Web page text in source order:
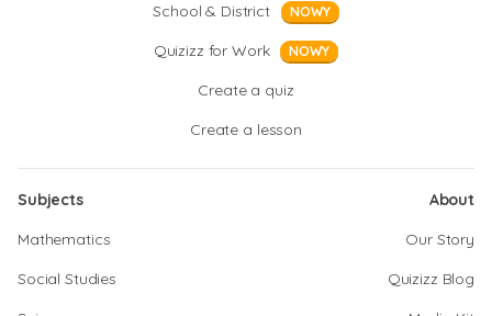
School & District
NOWY
Quizizz for Work NOWY
Create a quiz
Create a lesson
Subjects
Mathematics
Social Studies
About
Our Story
Quizizz Blog